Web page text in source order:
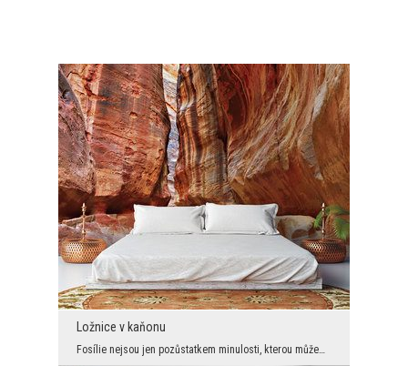
Ložnice v kaňonu